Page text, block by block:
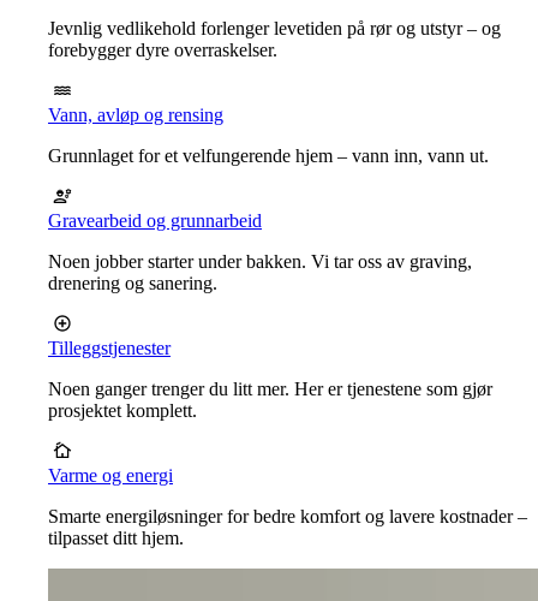
Jevnlig vedlikehold forlenger levetiden på rør og utstyr – og
forebygger dyre overraskelser.
Vann, avløp og rensing
Grunnlaget for et velfungerende hjem – vann inn, vann ut.
Gravearbeid og grunnarbeid
Noen jobber starter under bakken. Vi tar oss av graving,
drenering og sanering.
Tilleggstjenester
Noen ganger trenger du litt mer. Her er tjenestene som gjør
prosjektet komplett.
Varme og energi
Smarte energiløsninger for bedre komfort og lavere kostnader –
tilpasset ditt hjem.